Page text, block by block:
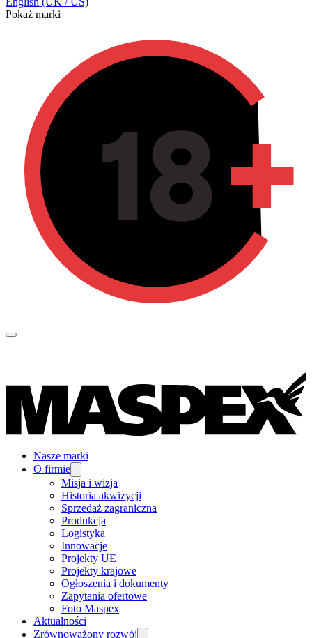
Pokaż marki
Nasze marki
O firmie
Misja i wizja
Historia akwizycji
Sprzedaż zagraniczna
Produkcja
Logistyka
Innowacje
Projekty UE
Projekty krajowe
Ogłoszenia i dokumenty
Zapytania ofertowe
Foto Maspex
Aktualności
Zrównoważony rozwój